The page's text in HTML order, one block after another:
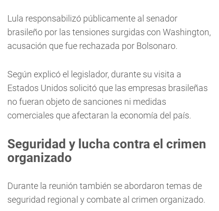
Lula responsabilizó públicamente al senador
brasileño por las tensiones surgidas con Washington,
acusación que fue rechazada por Bolsonaro.
Según explicó el legislador, durante su visita a
Estados Unidos solicitó que las empresas brasileñas
no fueran objeto de sanciones ni medidas
comerciales que afectaran la economía del país.
Seguridad y lucha contra el crimen
organizado
Durante la reunión también se abordaron temas de
seguridad regional y combate al crimen organizado.